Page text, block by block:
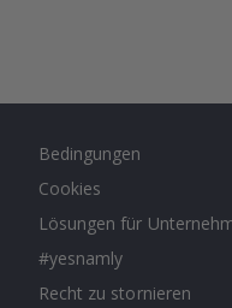
Bedingungen
Cookies
Lösungen für
#yesnamly
Recht zu stornieren